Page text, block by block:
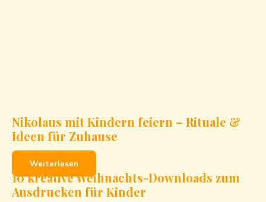
Nikolaus mit Kindern feiern – Rituale &
Ideen für Zuhause
Weiterlesen
10 kreative Weihnachts-Downloads zum
Ausdrucken für Kinder